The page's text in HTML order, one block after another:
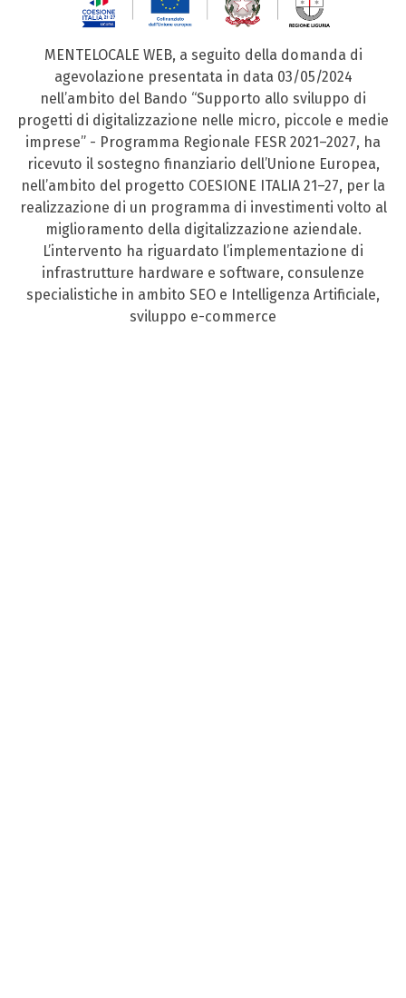
MENTELOCALE WEB, a seguito della domanda di
agevolazione presentata in data 03/05/2024
nell’ambito del Bando “Supporto allo sviluppo di
progetti di digitalizzazione nelle micro, piccole e medie
imprese” - Programma Regionale FESR 2021–2027, ha
ricevuto il sostegno finanziario dell’Unione Europea,
nell’ambito del progetto COESIONE ITALIA 21–27, per la
realizzazione di un programma di investimenti volto al
miglioramento della digitalizzazione aziendale.
L’intervento ha riguardato l’implementazione di
infrastrutture hardware e software, consulenze
specialistiche in ambito SEO e Intelligenza Artificiale,
sviluppo e-commerce